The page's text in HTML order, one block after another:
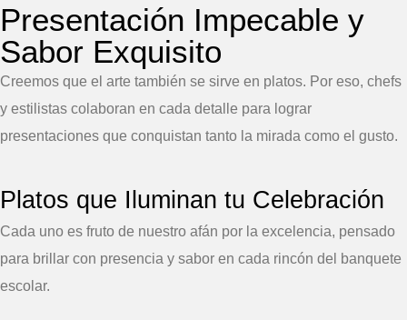
Presentación Impecable y
Sabor Exquisito
Creemos que el arte también se sirve en platos. Por eso, chefs
y estilistas colaboran en cada detalle para lograr
presentaciones que conquistan tanto la mirada como el gusto.
Platos que Iluminan tu Celebración
Cada uno es fruto de nuestro afán por la excelencia, pensado
para brillar con presencia y sabor en cada rincón del banquete
escolar.